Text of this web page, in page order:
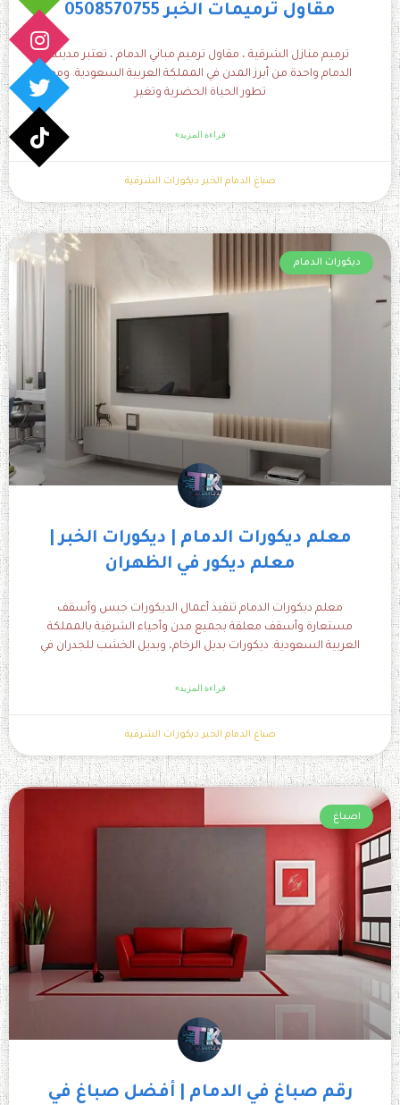
مقاول ترميمات الخبر 0508570755
ترميم منازل الشرقية ، مقاول ترميم مباني الدمام ، تعتبر مدينة
الدمام واحدة من أبرز المدن في المملكة العربية السعودية. ومع
تطور الحياة الحضرية وتغير
قراءة المزيد»
صباغ الدمام الخبر ديكورات الشرقية
ديكورات الدمام
معلم ديكورات الدمام | ديكورات الخبر |
معلم ديكور في الظهران
معلم ديكورات الدمام تنفيذ أعمال الديكورات جبس وأسقف
مستعارة وأسقف معلقة بجميع مدن وأحياء الشرقية بالمملكة
العربية السعودية. ديكورات بديل الرخام، وبديل الخشب للجدران في
قراءة المزيد»
صباغ الدمام الخبر ديكورات الشرقية
اصباغ
رقم صباغ في الدمام | أفضل صباغ في